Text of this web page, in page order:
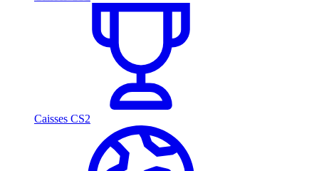
Caisses CS2